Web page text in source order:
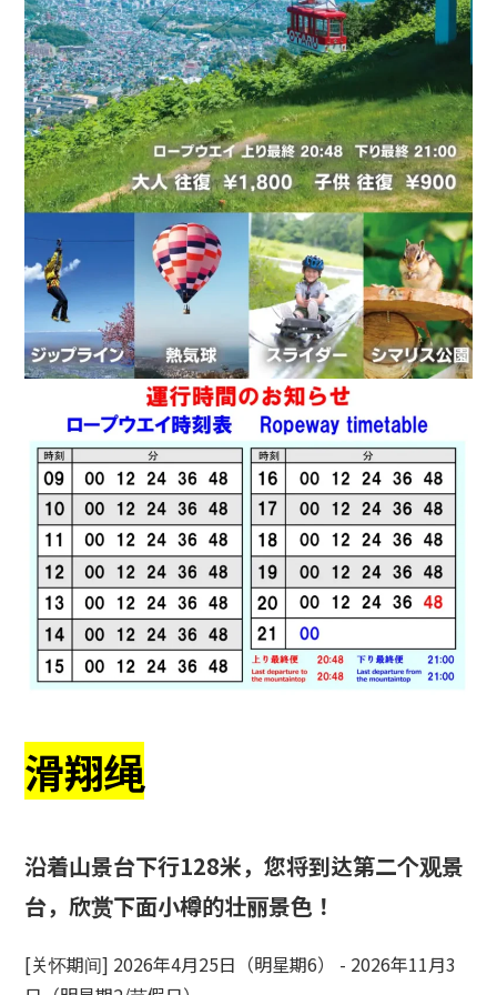
滑翔绳
沿着山景台下行128米，您将到达第二个观景
台，欣赏下面小樽的壮丽景色！
[关怀期间] 2026年4月25日（明星期6） - 2026年11月3